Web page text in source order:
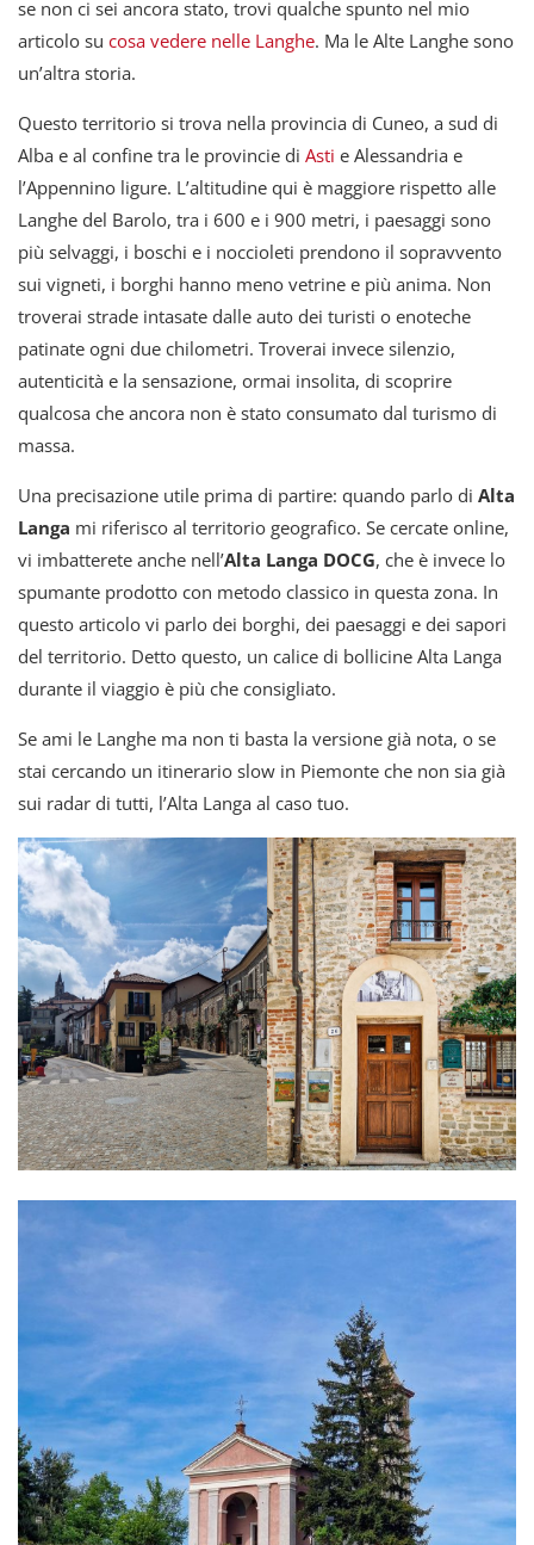
se non ci sei ancora stato, trovi qualche spunto nel mio
articolo su cosa vedere nelle Langhe. Ma le Alte Langhe sono
un’altra storia.
Questo territorio si trova nella provincia di Cuneo, a sud di
Alba e al confine tra le provincie di Asti e Alessandria e
l’Appennino ligure. L’altitudine qui è maggiore rispetto alle
Langhe del Barolo, tra i 600 e i 900 metri, i paesaggi sono
più selvaggi, i boschi e i noccioleti prendono il sopravvento
sui vigneti, i borghi hanno meno vetrine e più anima. Non
troverai strade intasate dalle auto dei turisti o enoteche
patinate ogni due chilometri. Troverai invece silenzio,
autenticità e la sensazione, ormai insolita, di scoprire
qualcosa che ancora non è stato consumato dal turismo di
massa.
Una precisazione utile prima di partire: quando parlo di Alta
Langa mi riferisco al territorio geografico. Se cercate online,
vi imbatterete anche nell’Alta Langa DOCG, che è invece lo
spumante prodotto con metodo classico in questa zona. In
questo articolo vi parlo dei borghi, dei paesaggi e dei sapori
del territorio. Detto questo, un calice di bollicine Alta Langa
durante il viaggio è più che consigliato.
Se ami le Langhe ma non ti basta la versione già nota, o se
stai cercando un itinerario slow in Piemonte che non sia già
sui radar di tutti, l’Alta Langa al caso tuo.